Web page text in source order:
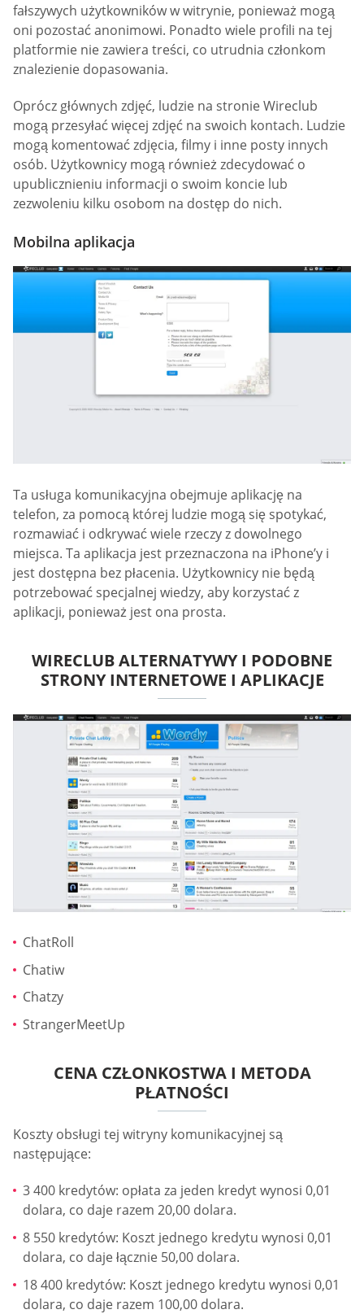
fałszywych użytkowników w witrynie, ponieważ mogą
oni pozostać anonimowi. Ponadto wiele profili na tej
platformie nie zawiera treści, co utrudnia członkom
znalezienie dopasowania.
Oprócz głównych zdjęć, ludzie na stronie Wireclub
mogą przesyłać więcej zdjęć na swoich kontach. Ludzie
mogą komentować zdjęcia, filmy i inne posty innych
osób. Użytkownicy mogą również zdecydować o
upublicznieniu informacji o swoim koncie lub
zezwoleniu kilku osobom na dostęp do nich.
Mobilna aplikacja
Ta usługa komunikacyjna obejmuje aplikację na
telefon, za pomocą której ludzie mogą się spotykać,
rozmawiać i odkrywać wiele rzeczy z dowolnego
miejsca. Ta aplikacja jest przeznaczona na iPhone’y i
jest dostępna bez płacenia. Użytkownicy nie będą
potrzebować specjalnej wiedzy, aby korzystać z
aplikacji, ponieważ jest ona prosta.
WIRECLUB ALTERNATYWY I PODOBNE
STRONY INTERNETOWE I APLIKACJE
ChatRoll
Chatiw
Chatzy
StrangerMeetUp
CENA CZŁONKOSTWA I METODA
PŁATNOŚCI
Koszty obsługi tej witryny komunikacyjnej są
następujące:
3 400 kredytów: opłata za jeden kredyt wynosi 0,01
dolara, co daje razem 20,00 dolara.
8 550 kredytów: Koszt jednego kredytu wynosi 0,01
dolara, co daje łącznie 50,00 dolara.
18 400 kredytów: Koszt jednego kredytu wynosi 0,01
dolara, co daje razem 100,00 dolara.